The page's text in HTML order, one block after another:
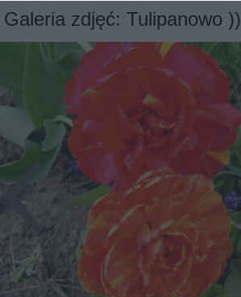
Galeria zdjęć: Tulipanowo ))